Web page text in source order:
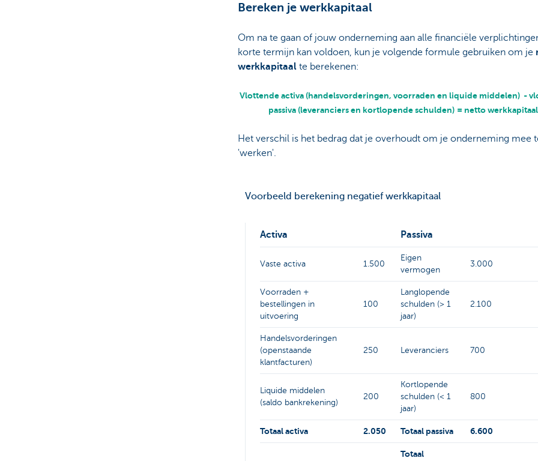
Bereken je werkkapitaal
Om na te gaan of jouw onderneming aan alle financiële
korte termijn kan voldoen, kun je volgende formule gebruiken om je
werkkapitaal te berekenen:
Vlottende activa (handelsvorderingen, voorraden en liquide middelen) -
passiva (leveranciers en kortlopende schulden) = netto werkkapitaal
Het verschil is het bedrag dat je overhoudt om je onderneming mee
'werken'.
Voorbeeld berekening negatief werkkapitaal
Activa Passiva
Vaste activa 1.500
Eigen
vermogen
3.000
Voorraden +
bestellingen in
uitvoering
100
Langlopende
schulden (> 1
jaar)
2.100
Handelsvorderingen
(openstaande
klantfacturen)
250 Leveranciers 700
Liquide middelen
(saldo bankrekening)
200
Kortlopende
schulden (< 1
jaar)
800
Totaal activa 2.050 Totaal passiva 6.600
Totaal